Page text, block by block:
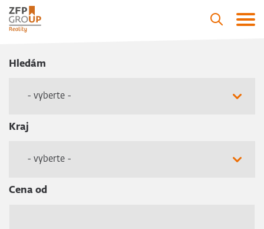
Hledám
- vyberte -
Kraj
- vyberte -
Cena od